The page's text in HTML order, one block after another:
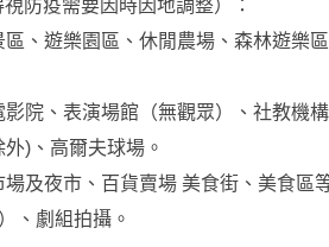
防疫需要因時因地調整）：
、遊樂園區、休閒農場、森林遊樂
院、表演場館（無觀眾）、社教機
)、高爾夫球場。
及夜市、百貨賣場 美食街、美食區
、劇組拍攝。